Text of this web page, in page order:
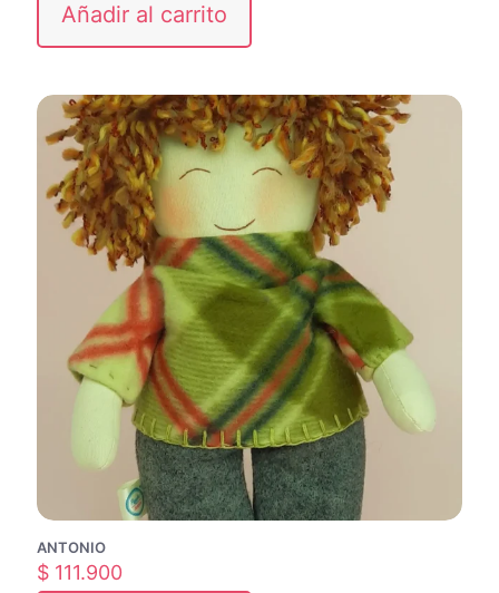
Añadir al carrito
ANTONIO
$ 111.900